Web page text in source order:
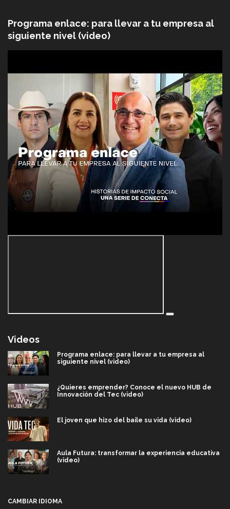
Programa enlace: para llevar a tu empresa al
siguiente nivel (video)
Videos
Programa enlace: para llevar a tu empresa al
siguiente nivel (video)
¿Quieres emprender? Conoce el nuevo HUB de
Innovación del Tec (video)
El joven que hizo del baile su vida (video)
Aula Futura: transformar la experiencia educativa
(video)
CAMBIAR IDIOMA